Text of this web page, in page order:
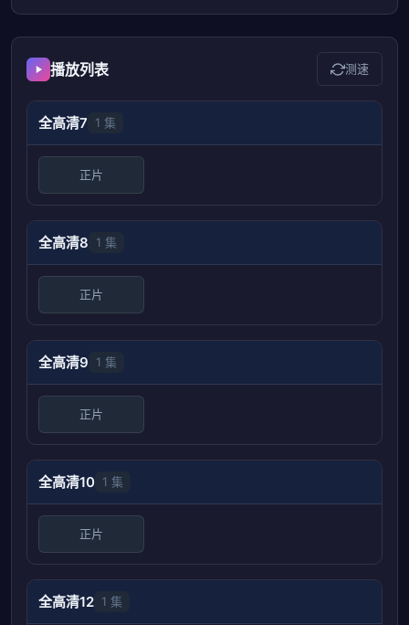
播放列表 测速
全高清7 1 集
正片
全高清8 1 集
正片
全高清9 1 集
正片
全高清10 1 集
正片
全高清12 1 集